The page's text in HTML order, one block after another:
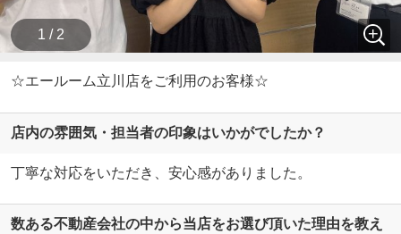
1 / 2
☆エールーム立川店をご利用のお客様☆
店内の雰囲気・担当者の印象はいかがでしたか？
丁寧な対応をいただき、安心感がありました。
数ある不動産会社の中から当店をお選び頂いた理由を教え